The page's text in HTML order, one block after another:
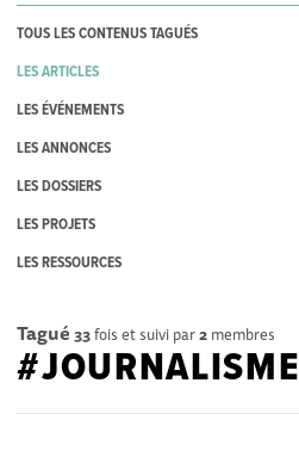
TOUS LES CONTENUS TAGUÉS
LES ARTICLES
LES ÉVÉNEMENTS
LES ANNONCES
LES DOSSIERS
LES PROJETS
LES RESSOURCES
Tagué 33fois et suivi par2 membres
#JOURNALISME